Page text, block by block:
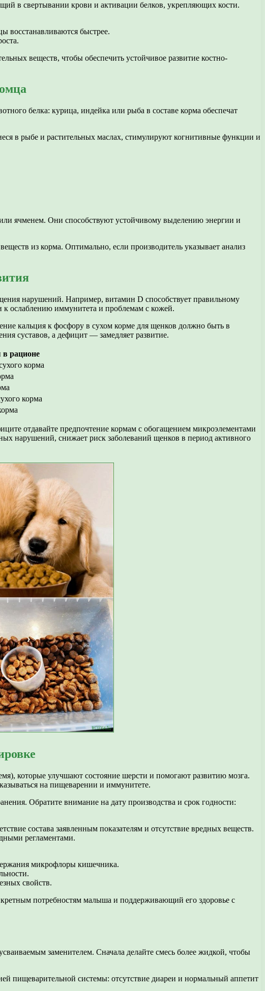
в свертывании крови и активации белков, укрепляющих кости.
восстанавливаются быстрее.
веществ, чтобы обеспечить устойчивое развитие костно-
белка: курица, индейка или рыба в составе корма обеспечат
в рыбе и растительных маслах, стимулируют когнитивные функции и
ячменем. Они способствуют устойчивому выделению энергии и
из корма. Оптимально, если производитель указывает анализ
нарушений. Например, витамин D способствует правильному
к ослаблению иммунитета и проблемам с кожей.
кальция к фосфору в сухом корме для щенков должно быть в
суставов, а дефицит — замедляет развитие.
рационе
корма
корма
отдавайте предпочтение кормам с обогащением микроэлементами
нарушений, снижает риск заболеваний щенков в период активного
которые улучшают состояние шерсти и помогают развитию мозга.
на пищеварении и иммунитете.
Обратите внимание на дату производства и срок годности:
состава заявленным показателям и отсутствие вредных веществ.
регламентами.
микрофлоры кишечника.
свойств.
потребностям малыша и поддерживающий его здоровье с
заменителем. Сначала делайте смесь более жидкой, чтобы
пищеварительной системы: отсутствие диареи и нормальный аппетит